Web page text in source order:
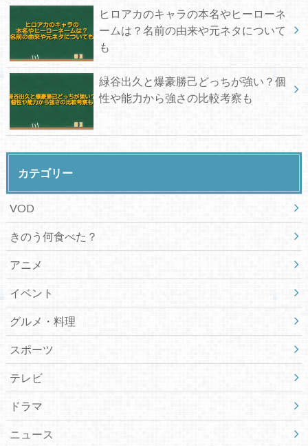
ヒロアカのキャラの本名やヒーローネ
ームは？名前の由来や元ネタについて
も
緑谷出久と爆豪勝己どっちが強い？個
性や能力から強さの比較考察も
カテゴリー
VOD
きのう何食べた？
アニメ
イベント
グルメ・料理
スポーツ
テレビ
ドラマ
ニュース